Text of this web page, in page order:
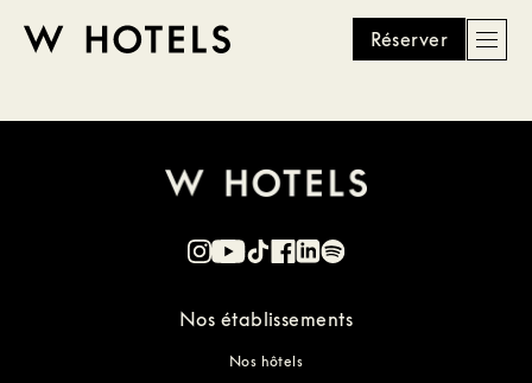
to
HOTELS
Réserver
Nos établissements
Nos hôtels